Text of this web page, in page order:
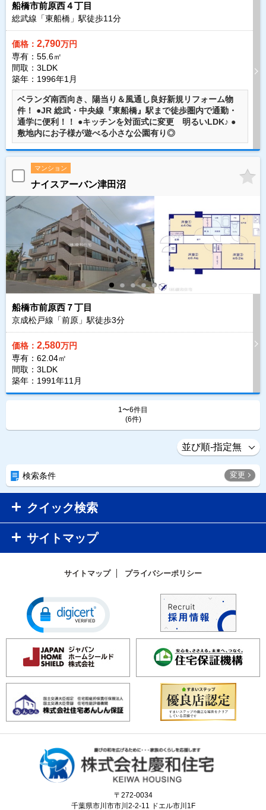
船橋市前原西４丁目
総武線「東船橋」駅徒歩11分
価格： 2,790万円
専有：55.6㎡
間取：3LDK
築年：1996年1月
ベランダ南西向き、陽当り＆風通し良好新規リフォーム物
件！ ●JR 総武・中央線『東船橋』駅まで徒歩圏内で通勤・
通学に便利！！ ●キッチンを対面式に変更 明るいLDK♪ ●
敷地内にお子様が遊べる小さな公園有り◎
マンション
ナイスアーバン津田沼
船橋市前原西７丁目
京成松戸線「前原」駅徒歩3分
価格： 2,580万円
専有：62.04㎡
間取：3LDK
築年：1991年11月
1〜6件目
(6件)
検索条件 変更
クイック検索
サイトマップ
サイトマップ プライバシーポリシー
〒272-0034
千葉県市川市市川2-2-11 ドエル市川1F